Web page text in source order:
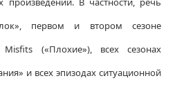
первом и втором сезоне
Misfits («Плохие»), всех сезонах
и всех эпизодах ситуационной